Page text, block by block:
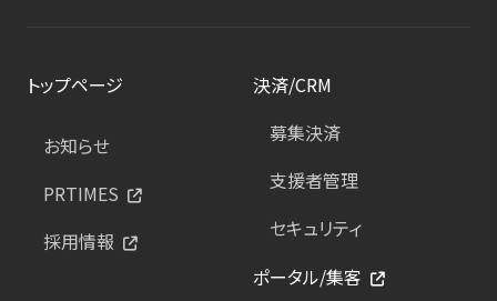
トップページ
お知らせ
PRTIMES
採用情報
決済/CRM
募集決済
支援者管理
セキュリティ
ポータル/集客